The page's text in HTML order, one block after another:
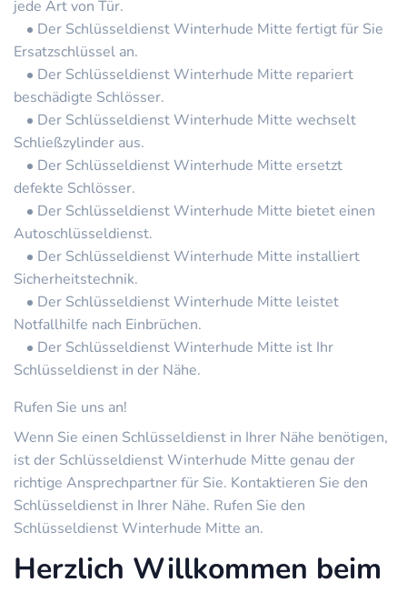
jede Art von Tür.
Der Schlüsseldienst Winterhude Mitte fertigt für Sie
Ersatzschlüssel an.
Der Schlüsseldienst Winterhude Mitte repariert
beschädigte Schlösser.
Der Schlüsseldienst Winterhude Mitte wechselt
Schließzylinder aus.
Der Schlüsseldienst Winterhude Mitte ersetzt
defekte Schlösser.
Der Schlüsseldienst Winterhude Mitte bietet einen
Autoschlüsseldienst.
Der Schlüsseldienst Winterhude Mitte installiert
Sicherheitstechnik.
Der Schlüsseldienst Winterhude Mitte leistet
Notfallhilfe nach Einbrüchen.
Der Schlüsseldienst Winterhude Mitte ist Ihr
Schlüsseldienst in der Nähe.
Rufen Sie uns an!
Wenn Sie einen Schlüsseldienst in Ihrer Nähe benötigen,
ist der Schlüsseldienst Winterhude Mitte genau der
richtige Ansprechpartner für Sie. Kontaktieren Sie den
Schlüsseldienst in Ihrer Nähe. Rufen Sie den
Schlüsseldienst Winterhude Mitte an.
Herzlich Willkommen beim